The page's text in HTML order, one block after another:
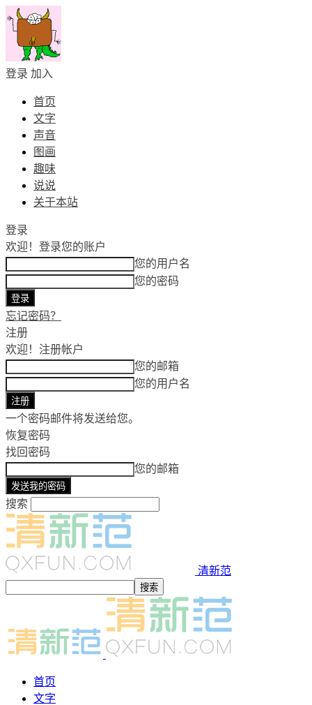
登录 加入
首页
文字
声音
图画
趣味
说说
关于本站
登录
欢迎！ 登录您的账户
您的用户名
您的密码
忘记密码？
注册
欢迎！ 注册帐户
您的邮箱
您的用户名
一个密码邮件将发送给您。
恢复密码
找回密码
您的邮箱
搜索
清新范
首页
文字